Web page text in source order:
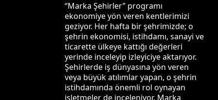
“Marka Şehirler” programı
ekonomiye yön veren kentlerimizi
geziyor. Her hafta bir şehrimizde; o
şehrin ekonomisi, istihdamı, sanayi ve
ticarette ülkeye kattığı değerleri
yerinde inceleyip izleyiciye aktarıyor.
Şehirlerde iş dünyasına yön veren
veya büyük atılımlar yapan, o şehrin
istihdamında önemli rol oynayan
işletmeler de inceleniyor. Marka